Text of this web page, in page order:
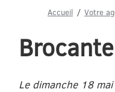
Accueil Votre
Le dimanche 18